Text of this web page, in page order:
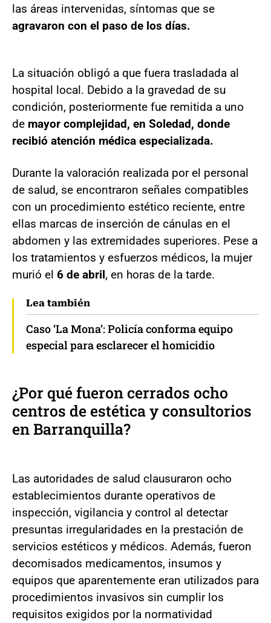
las áreas intervenidas, síntomas que se
agravaron con el paso de los días.
La situación obligó a que fuera trasladada al
hospital local. Debido a la gravedad de su
condición, posteriormente fue remitida a uno
de mayor complejidad, en Soledad, donde
recibió atención médica especializada.
Durante la valoración realizada por el personal
de salud, se encontraron señales compatibles
con un procedimiento estético reciente, entre
ellas marcas de inserción de cánulas en el
abdomen y las extremidades superiores. Pese a
los tratamientos y esfuerzos médicos, la mujer
murió el 6 de abril, en horas de la tarde.
Lea también
Caso ‘La Mona’: Policía conforma equipo
especial para esclarecer el homicidio
¿Por qué fueron cerrados ocho
centros de estética y consultorios
en Barranquilla?
Las autoridades de salud clausuraron ocho
establecimientos durante operativos de
inspección, vigilancia y control al detectar
presuntas irregularidades en la prestación de
servicios estéticos y médicos. Además, fueron
decomisados medicamentos, insumos y
equipos que aparentemente eran utilizados para
procedimientos invasivos sin cumplir los
requisitos exigidos por la normatividad